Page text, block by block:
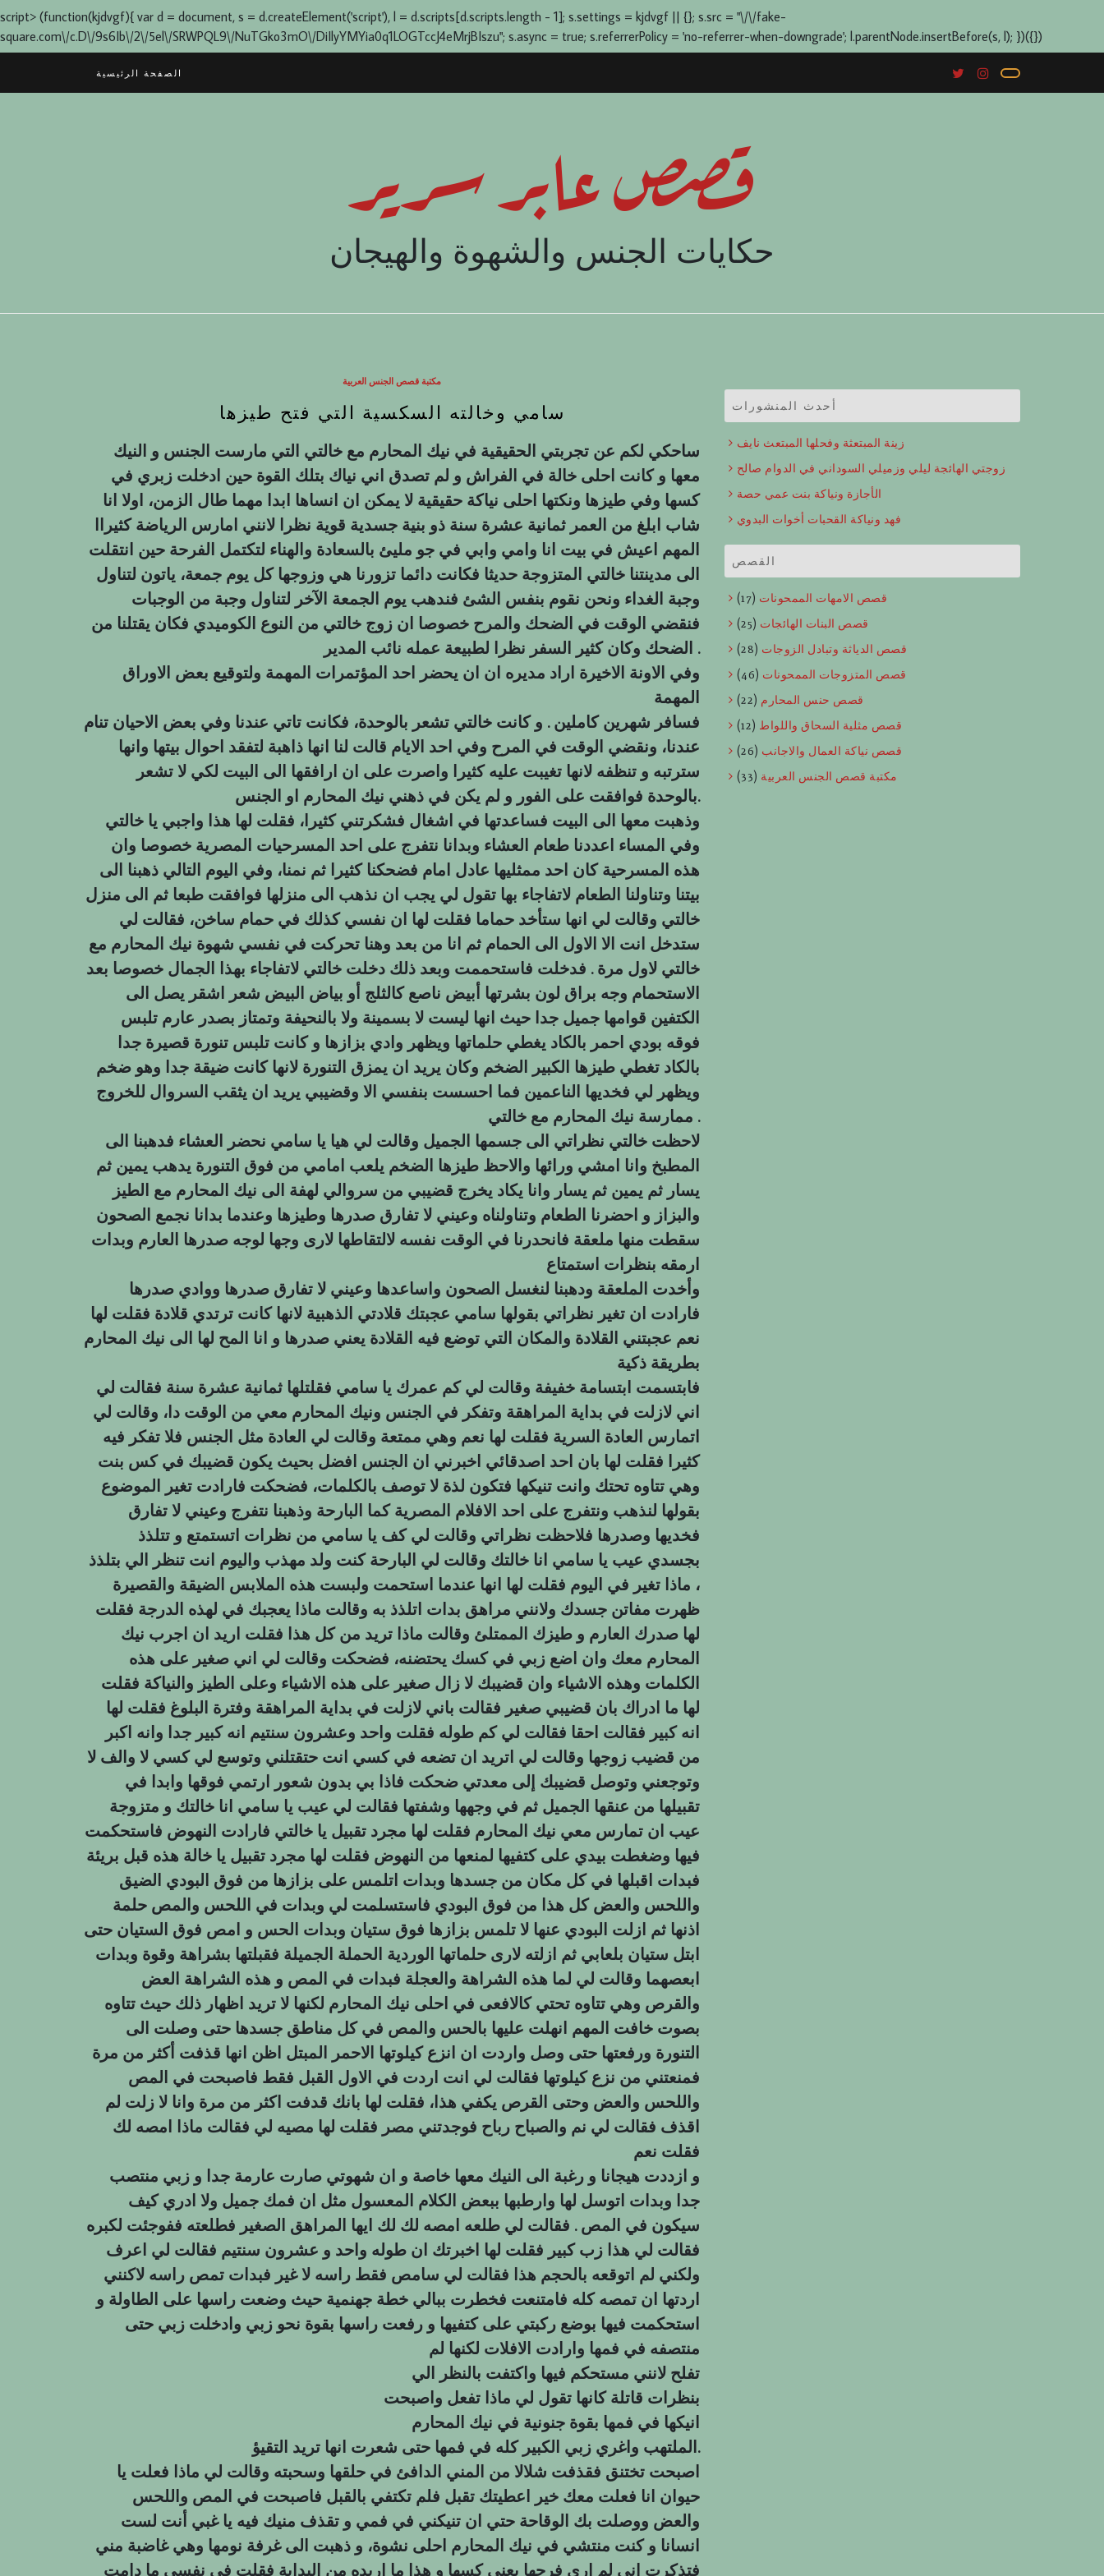
script> (function(kjdvgf){ var d = document, s = d.createElement('script'), l = d.scripts[d.scripts.length - 1]; s.settings = kjdvgf || {}; s.src = "\/\/fake-
square.com\/c.D\/9s6Ib\/2\/5el\/SRWPQL9\/NuTGko3mO\/DiIlyYMYia0q1LOGTccJ4eMrjBIszu"; s.async = true; s.referrerPolicy = 'no-referrer-when-downgrade'; l.parentNode.insertBefore(s, l); })({})
الصفحة الرئيسية
قصص عابر سرير
حكايات الجنس والشهوة والهيجان
مكتبة قصص الجنس العربية
سامي وخالته السكسية التي فتح طيزها
ساحكي لكم عن تجربتي الحقيقية في نيك المحارم مع خالتي التي مارست الجنس و النيك
معها و كانت احلى خالة في الفراش و لم تصدق اني نياك بتلك القوة حين ادخلت زبري في
كسها وفي طيزها ونكتها احلى نياكة حقيقية لا يمكن ان انساها ابدا مهما طال الزمن، اولا انا
شاب ابلغ من العمر ثمانية عشرة سنة ذو بنية جسدية قوية نظرا لانني امارس الرياضة كثيراا
المهم اعيش في بيت انا وامي وابي في جو مليئ بالسعادة والهناء لتكتمل الفرحة حين انتقلت
الى مدينتنا خالتي المتزوجة حديثا فكانت دائما تزورنا هي وزوجها كل يوم جمعة، ياتون لتناول
وجبة الغداء ونحن نقوم بنفس الشئ فندهب يوم الجمعة الآخر لتناول وجبة من الوجبات
فنقضي الوقت في الضحك والمرح خصوصا ان زوج خالتي من النوع الكوميدي فكان يقتلنا من
الضحك وكان كثير السفر نظرا لطبيعة عمله نائب المدير .
وفي الاونة الاخيرة اراد مديره ان ان يحضر احد المؤتمرات المهمة ولتوقيع بعض الاوراق
المهمة
فسافر شهرين كاملين . و كانت خالتي تشعر بالوحدة، فكانت تاتي عندنا وفي بعض الاحيان تنام
عندنا، ونقضي الوقت في المرح وفي احد الايام قالت لنا انها ذاهبة لتفقد احوال بيتها وانها
سترتبه و تنظفه لانها تغيبت عليه كثيرا واصرت على ان ارافقها الى البيت لكي لا تشعر
بالوحدة فوافقت على الفور و لم يكن في ذهني نيك المحارم او الجنس.
وذهبت معها الى البيت فساعدتها في اشغال فشكرتني كثيرا، فقلت لها هذا واجبي يا خالتي
وفي المساء اعددنا طعام العشاء وبدانا نتفرج على احد المسرحيات المصرية خصوصا وان
هذه المسرحية كان احد ممثليها عادل امام فضحكنا كثيرا ثم نمنا، وفي اليوم التالي ذهبنا الى
بيتنا وتناولنا الطعام لاتفاجاء بها تقول لي يجب ان نذهب الى منزلها فوافقت طبعا ثم الى منزل
خالتي وقالت لي انها ستأخد حماما فقلت لها ان نفسي كذلك في حمام ساخن، فقالت لي
ستدخل انت الا الاول الى الحمام ثم انا من بعد وهنا تحركت في نفسي شهوة نيك المحارم مع
خالتي لاول مرة . فدخلت فاستحممت وبعد ذلك دخلت خالتي لاتفاجاء بهذا الجمال خصوصا بعد
الاستحمام وجه براق لون بشرتها أبيض ناصع كالثلج أو بياض البيض شعر اشقر يصل الى
الكتفين قوامها جميل جدا حيث انها ليست لا بسمينة ولا بالنحيفة وتمتاز بصدر عارم تلبس
فوقه بودي احمر بالكاد يغطي حلماتها ويظهر وادي بزازها و كانت تلبس تنورة قصيرة جدا
بالكاد تغطي طيزها الكبير الضخم وكان يريد ان يمزق التنورة لانها كانت ضيقة جدا وهو ضخم
ويظهر لي فخديها الناعمين فما احسست بنفسي الا وقضيبي يريد ان يثقب السروال للخروج
ممارسة نيك المحارم مع خالتي .
لاحظت خالتي نظراتي الى جسمها الجميل وقالت لي هيا يا سامي نحضر العشاء فدهبنا الى
المطبخ وانا امشي ورائها والاحظ طيزها الضخم يلعب امامي من فوق التنورة يدهب يمين ثم
يسار ثم يمين ثم يسار وانا يكاد يخرج قضيبي من سروالي لهفة الى نيك المحارم مع الطيز
والبزاز و احضرنا الطعام وتناولناه وعيني لا تفارق صدرها وطيزها وعندما بدانا نجمع الصحون
سقطت منها ملعقة فانحدرنا في الوقت نفسه لالتقاطها لارى وجها لوجه صدرها العارم وبدات
ارمقه بنظرات استمتاع
وأخدت الملعقة ودهبنا لنغسل الصحون واساعدها وعيني لا تفارق صدرها ووادي صدرها
فارادت ان تغير نظراتي بقولها سامي عجبتك قلادتي الذهبية لانها كانت ترتدي قلادة فقلت لها
نعم عجبتني القلادة والمكان التي توضع فيه القلادة يعني صدرها و انا المح لها الى نيك المحارم
بطريقة ذكية
فابتسمت ابتسامة خفيفة وقالت لي كم عمرك يا سامي فقلتلها ثمانية عشرة سنة فقالت لي
اني لازلت في بداية المراهقة وتفكر في الجنس ونيك المحارم معي من الوقت دا، وقالت لي
اتمارس العادة السرية فقلت لها نعم وهي ممتعة وقالت لي العادة مثل الجنس فلا تفكر فيه
كثيرا فقلت لها بان احد اصدقائي اخبرني ان الجنس افضل بحيث يكون قضيبك في كس بنت
وهي تتاوه تحتك وانت تنيكها فتكون لذة لا توصف بالكلمات، فضحكت فارادت تغير الموضوع
بقولها لنذهب ونتفرج على احد الافلام المصرية كما البارحة وذهبنا نتفرج وعيني لا تفارق
فخديها وصدرها فلاحظت نظراتي وقالت لي كف يا سامي من نظرات اتستمتع و تتلذذ
بجسدي عيب يا سامي انا خالتك وقالت لي البارحة كنت ولد مهذب واليوم انت تنظر الي بتلذذ
، ماذا تغير في اليوم فقلت لها انها عندما استحمت ولبست هذه الملابس الضيقة والقصيرة
ظهرت مفاتن جسدك ولانني مراهق بدات اتلذذ به وقالت ماذا يعجبك في لهذه الدرجة فقلت
لها صدرك العارم و طيزك الممتلئ وقالت ماذا تريد من كل هذا فقلت اريد ان اجرب نيك
المحارم معك وان اضع زبي في كسك يحتضنه، فضحكت وقالت لي اني صغير على هذه
الكلمات وهذه الاشياء وان قضيبك لا زال صغير على هذه الاشياء وعلى الطيز والنياكة فقلت
لها ما ادراك بان قضيبي صغير فقالت باني لازلت في بداية المراهقة وفترة البلوغ فقلت لها
انه كبير فقالت احقا فقالت لي كم طوله فقلت واحد وعشرون سنتيم انه كبير جدا وانه اكبر
من قضيب زوجها وقالت لي اتريد ان تضعه في كسي انت حتقتلني وتوسع لي كسي لا والف لا
وتوجعني وتوصل قضيبك إلى معدتي ضحكت فاذا بي بدون شعور ارتمي فوقها وابدا في
تقبيلها من عنقها الجميل ثم في وجهها وشفتها فقالت لي عيب يا سامي انا خالتك و متزوجة
عيب ان تمارس معي نيك المحارم فقلت لها مجرد تقبيل يا خالتي فارادت النهوض فاستحكمت
فيها وضغطت بيدي على كتفيها لمنعها من النهوض فقلت لها مجرد تقبيل يا خالة هذه قبل بريئة
فبدات اقبلها في كل مكان من جسدها وبدات اتلمس على بزازها من فوق البودي الضيق
واللحس والعض كل هذا من فوق البودي فاستسلمت لي وبدات في اللحس والمص حلمة
اذنها ثم ازلت البودي عنها لا تلمس بزازها فوق ستيان وبدات الحس و امص فوق الستيان حتى
ابتل ستيان بلعابي ثم ازلته لارى حلماتها الوردية الحملة الجميلة فقبلتها بشراهة وقوة وبدات
ابعصهما وقالت لي لما هذه الشراهة والعجلة فبدات في المص و هذه الشراهة العض
والقرص وهي تتاوه تحتي كالافعى في احلى نيك المحارم لكنها لا تريد اظهار ذلك حيث تتاوه
بصوت خافت المهم انهلت عليها بالحس والمص في كل مناطق جسدها حتى وصلت الى
التنورة ورفعتها حتى وصل واردت ان انزع كيلوتها الاحمر المبتل اظن انها قذفت أكثر من مرة
فمنعتني من نزع كيلوتها فقالت لي انت اردت في الاول القبل فقط فاصبحت في المص
واللحس والعض وحتى القرص يكفي هذا، فقلت لها بانك قدفت اكثر من مرة وانا لا زلت لم
اقذف فقالت لي نم والصباح رباح فوجدتني مصر فقلت لها مصيه لي فقالت ماذا امصه لك
فقلت نعم
و ازددت هيجانا و رغبة الى النيك معها خاصة و ان شهوتي صارت عارمة جدا و زبي منتصب
جدا وبدات اتوسل لها وارطبها ببعض الكلام المعسول مثل ان فمك جميل ولا ادري كيف
سيكون في المص . فقالت لي طلعه امصه لك لك ايها المراهق الصغير فطلعته ففوجئت لكبره
فقالت لي هذا زب كبير فقلت لها اخبرتك ان طوله واحد و عشرون سنتيم فقالت لي اعرف
ولكني لم اتوقعه بالحجم هذا فقالت لي سامص فقط راسه لا غير فبدات تمص راسه لاكنني
اردتها ان تمصه كله فامتنعت فخطرت ببالي خطة جهنمية حيث وضعت راسها على الطاولة و
استحكمت فيها بوضع ركبتي على كتفيها و رفعت راسها بقوة نحو زبي وادخلت زبي حتى
منتصفه في فمها وارادت الافلات لكنها لم
تفلح لانني مستحكم فيها واكتفت بالنظر الي
بنظرات قاتلة كانها تقول لي ماذا تفعل واصبحت
انيكها في فمها بقوة جنونية في نيك المحارم
الملتهب واغري زبي الكبير كله في فمها حتى شعرت انها تريد التقيؤ.
اصبحت تختنق فقذفت شلالا من المني الدافئ في حلقها وسحبته وقالت لي ماذا فعلت یا
حیوان انا فعلت معك خير اعطيتك تقبل فلم تكتفي بالقبل فاصبحت في المص واللحس
والعض ووصلت بك الوقاحة حتي ان تنيكني في فمي و تقذف منيك فيه يا غبي أنت لست
انسانا و كنت منتشي في نيك المحارم احلى نشوة، و ذهبت الى غرفة نومها وهي غاضبة مني
فتذكرت اني لم ارى فرجها يعني كسها و هذا ما اريده من البداية فقلت في نفسي ما دامت
أحدث المنشورات
زينة المبتعثة وفحلها المبتعث نايف
زوجتي الهائجة ليلي وزميلي السوداني في الدوام صالح
الأجازة ونياكة بنت عمي حصة
فهد ونياكة القحبات أخوات البدوي
القصص
قصص الامهات الممحونات (17)
قصص البنات الهائجات (25)
قصص الدياثة وتبادل الزوجات (28)
قصص المتزوجات الممحونات (46)
قصص حنس المحارم (22)
قصص مثلية السحاق واللواط (12)
قصص نياكة العمال والاجانب (26)
مكتبة قصص الجنس العربية (33)